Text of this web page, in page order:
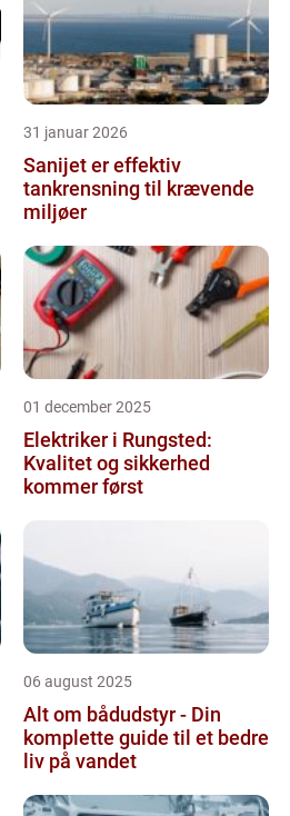
31 januar 2026
Sanijet er effektiv
tankrensning til krævende
miljøer
01 december 2025
Elektriker i Rungsted:
Kvalitet og sikkerhed
kommer først
06 august 2025
Alt om bådudstyr - Din
komplette guide til et bedre
liv på vandet